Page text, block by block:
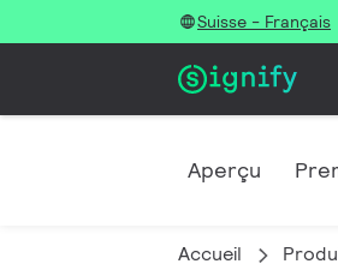
Suisse - Français
Aperçu
Accueil